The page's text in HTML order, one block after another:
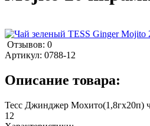
Отзывов: 0
Артикул: 0788-12
Описание товара:
Тесс Джинджер Мохито(1,8гх20п)
12